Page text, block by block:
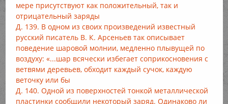
мере присутствуют как положительный, так и
отрицательный заряды
Д. 139. В одном из своих произведений известный
русский писатель В. К. Арсеньев так описывает
поведение шаровой молнии, медленно плывущей по
воздуху: «...шар всячески избегает соприкосновения с
ветвями деревьев, обходит каждый сучок, каждую
веточку или бы
Д. 140. Одной из поверхностей тонкой металлической
пластинки сообщили некоторый заряд. Одинаково ли